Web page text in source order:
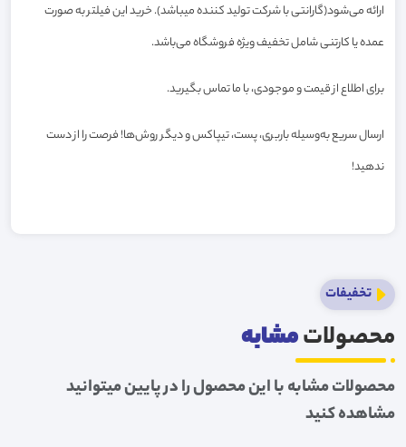
ارائه می‌شود(گارانتی با شرکت تولید کننده میباشد). خرید این فیلتر به صورت
عمده یا کارتنی شامل تخفیف ویژه فروشگاه می‌باشد.
برای اطلاع از قیمت و موجودی، با ما تماس بگیرید.
ارسال سریع به‌وسیله باربری، پست، تیپاکس و دیگر روش‌ها! فرصت را از دست
ندهید!
تخفیفات
محصولاتمشابه
محصولات مشابه با این محصول را در پایین میتوانید
مشاهده کنید